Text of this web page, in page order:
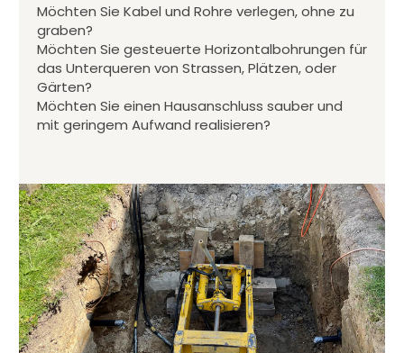
Möchten Sie Kabel und Rohre verlegen, ohne zu
graben?
Möchten Sie gesteuerte Horizontalbohrungen für
das Unterqueren von Strassen, Plätzen, oder
Gärten?
Möchten Sie einen Hausanschluss sauber und
mit geringem Aufwand realisieren?